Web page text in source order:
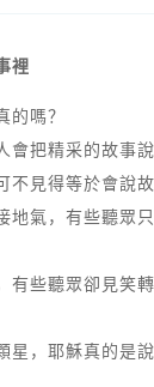
裡
的嗎？
會把精采的故事說
不見得等於會說故
地氣，有些聽眾
有些聽眾卻見笑
星，耶穌真的是說